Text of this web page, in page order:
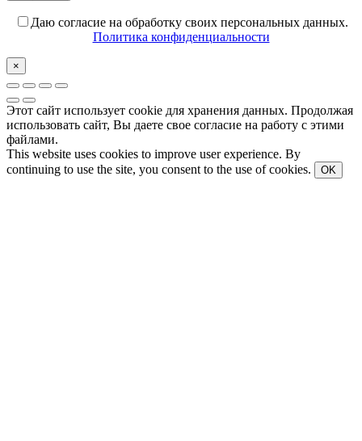
Даю согласие на обработку своих персональных данных.
Политика конфиденциальности
×
Этот сайт использует cookie для хранения данных. Продолжая
использовать сайт, Вы даете свое согласие на работу с этими
файлами.
This website uses cookies to improve user experience. By
continuing to use the site, you consent to the use of cookies.
OK